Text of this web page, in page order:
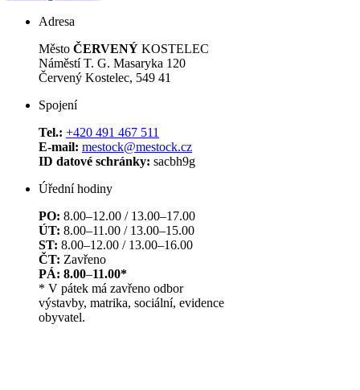
Adresa
Město ČERVENÝ KOSTELEC
Náměstí T. G. Masaryka 120
Červený Kostelec, 549 41
Spojení
Tel.: +420 491 467 511
E-mail: mestock@mestock.cz
ID datové schránky: sacbh9g
Úřední hodiny
PO: 8.00–12.00 / 13.00–17.00
ÚT: 8.00–11.00 / 13.00–15.00
ST: 8.00–12.00 / 13.00–16.00
ČT: Zavřeno
PÁ: 8.00–11.00*
* V pátek má zavřeno odbor
výstavby, matrika, sociální, evidence
obyvatel.